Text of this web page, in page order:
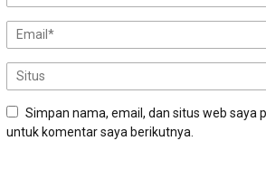
Simpan nama, email, dan situs web saya
untuk komentar saya berikutnya.